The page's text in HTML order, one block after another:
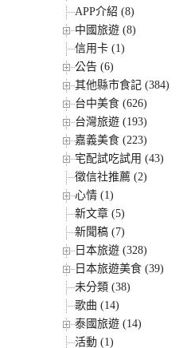
APP介紹 (8)
中國旅遊 (8)
信用卡 (1)
公告 (6)
其他縣市食記 (384)
台中美食 (626)
台灣旅遊 (193)
嘉義美食 (223)
宅配試吃試用 (43)
徵信社推薦 (2)
心情 (1)
新文章 (5)
新聞稿 (7)
日本旅遊 (328)
日本旅遊美食 (39)
未分類 (38)
歌曲 (14)
泰國旅遊 (14)
活動 (1)